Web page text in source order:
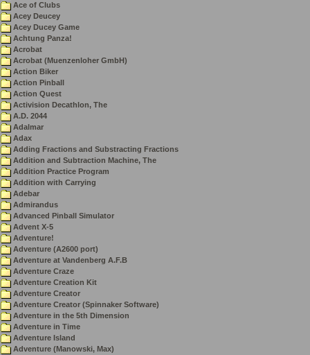
Ace of Clubs
Acey Deucey
Acey Ducey Game
Achtung Panza!
Acrobat
Acrobat (Muenzenloher GmbH)
Action Biker
Action Pinball
Action Quest
Activision Decathlon, The
A.D. 2044
Adalmar
Adax
Adding Fractions and Substracting Fractions
Addition and Subtraction Machine, The
Addition Practice Program
Addition with Carrying
Adebar
Admirandus
Advanced Pinball Simulator
Advent X-5
Adventure!
Adventure (A2600 port)
Adventure at Vandenberg A.F.B
Adventure Craze
Adventure Creation Kit
Adventure Creator
Adventure Creator (Spinnaker Software)
Adventure in the 5th Dimension
Adventure in Time
Adventure Island
Adventure (Manowski, Max)